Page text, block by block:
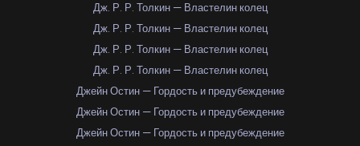
Дж. Р. Р. Толкин — Властелин колец
Дж. Р. Р. Толкин — Властелин колец
Дж. Р. Р. Толкин — Властелин колец
Дж. Р. Р. Толкин — Властелин колец
Джейн Остин — Гордость и предубеждение
Джейн Остин — Гордость и предубеждение
Джейн Остин — Гордость и предубеждение